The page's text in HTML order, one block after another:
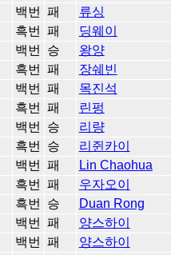
백번 패 류싱
흑번 패 딩웨이
백번 승 왕양
흑번 패 장쉐빈
백번 패 목진석
흑번 패 린펑
백번 승 리량
흑번 승 리쥔카이
백번 패 Lin Chaohua
흑번 패 우자오이
흑번 승 Duan Rong
백번 패 양스하이
백번 패 양스하이